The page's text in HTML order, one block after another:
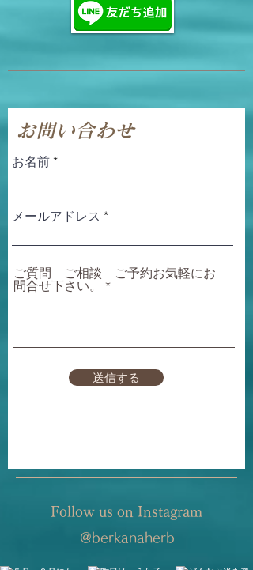
お問い合わせ
お名前
メールアドレス
ご質問 ご相談 ご予約お気軽にお
問合せ下さい。
送信する
Follow us on Instagram
@berkanaherb